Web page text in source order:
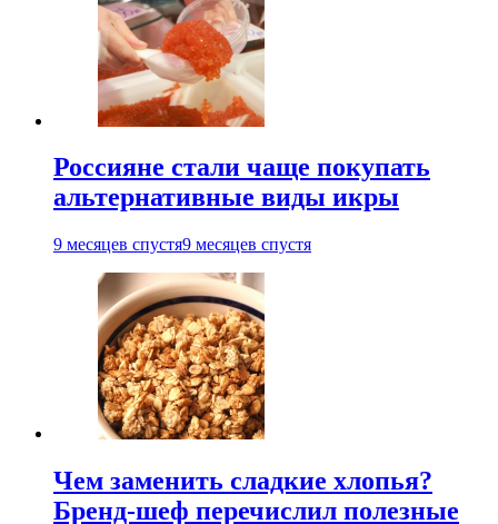
Россияне стали чаще покупать
альтернативные виды икры
9 месяцев спустя9 месяцев спустя
Чем заменить сладкие хлопья?
Бренд-шеф перечислил полезные